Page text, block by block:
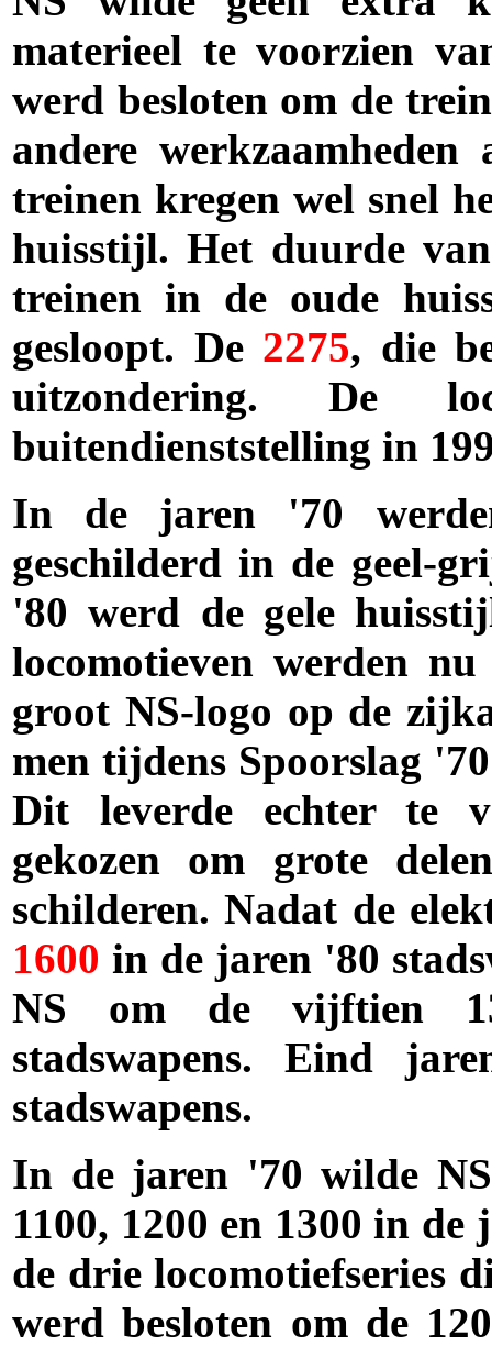
materieel te voorzien
werd besloten om de
andere
treinen kregen wel snel
huisstijl. Het duurde
treinen in de oude
gesloopt. De 2275, die
uitzondering. De
buitendienststelling in
In de jaren '70
geschilderd in de geel-
'80 werd de gele
locomotieven werden
groot NS-logo op de
men tijdens Spoorslag
Dit leverde echter te
gekozen om grote
schilderen. Nadat de
1600 in de jaren '80
NS om de vijftien
stadswapens. Eind
stadswapens.
In de jaren '70 wilde
1100, 1200 en 1300 in
de drie locomotiefseries
werd besloten om de